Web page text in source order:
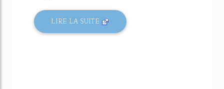
LIRE LA SUITE